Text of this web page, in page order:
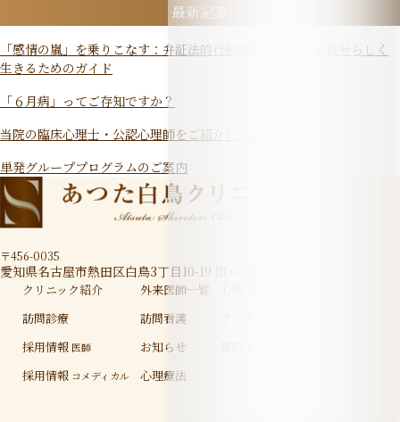
最新記事
「感情の嵐」を乗りこなす：弁証法的行動療法（DBT）で自分らしく
生きるためのガイド
「６月病」ってご存知ですか？
当院の臨床心理士・公認心理師をご紹介いたします
単発グループプログラムのご案内
〒456-0035
愛知県名古屋市熱田区白鳥3丁目10-19 BLG白鳥2F
クリニック紹介
訪問診療
採用情報 医師
採用情報 コメディカル
外来医師一覧
訪問看護
お知らせ
心理療法